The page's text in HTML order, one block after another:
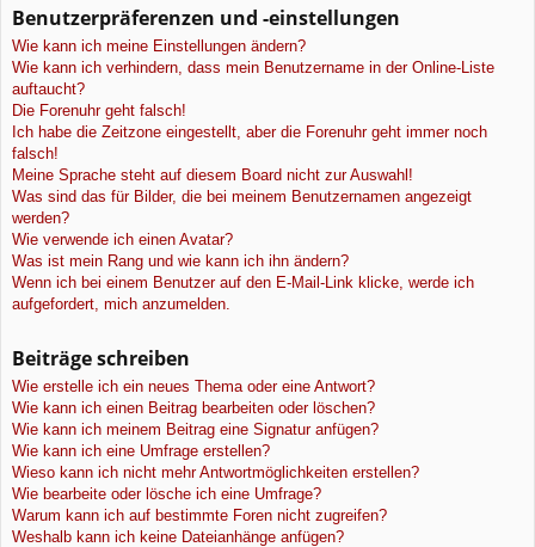
Benutzerpräferenzen und -einstellungen
Wie kann ich meine Einstellungen ändern?
Wie kann ich verhindern, dass mein Benutzername in der Online-Liste
auftaucht?
Die Forenuhr geht falsch!
Ich habe die Zeitzone eingestellt, aber die Forenuhr geht immer noch
falsch!
Meine Sprache steht auf diesem Board nicht zur Auswahl!
Was sind das für Bilder, die bei meinem Benutzernamen angezeigt
werden?
Wie verwende ich einen Avatar?
Was ist mein Rang und wie kann ich ihn ändern?
Wenn ich bei einem Benutzer auf den E-Mail-Link klicke, werde ich
aufgefordert, mich anzumelden.
Beiträge schreiben
Wie erstelle ich ein neues Thema oder eine Antwort?
Wie kann ich einen Beitrag bearbeiten oder löschen?
Wie kann ich meinem Beitrag eine Signatur anfügen?
Wie kann ich eine Umfrage erstellen?
Wieso kann ich nicht mehr Antwortmöglichkeiten erstellen?
Wie bearbeite oder lösche ich eine Umfrage?
Warum kann ich auf bestimmte Foren nicht zugreifen?
Weshalb kann ich keine Dateianhänge anfügen?